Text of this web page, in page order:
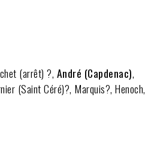
(arrêt) ?, André (Capdenac),
(Saint Céré)?, Marquis?, Henoch,